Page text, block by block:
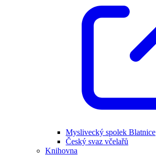
Myslivecký spolek Blatnice
Český svaz včelařů
Knihovna